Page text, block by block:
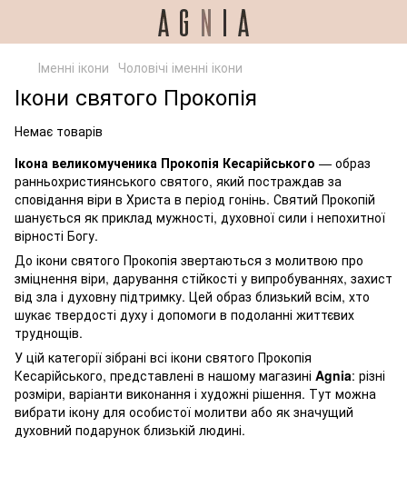
Іменні ікони Чоловічі іменні ікони
Ікони святого Прокопія
Немає товарів
Ікона великомученика Прокопія Кесарійського — образ
ранньохристиянського святого, який постраждав за
сповідання віри в Христа в період гонінь. Святий Прокопій
шанується як приклад мужності, духовної сили і непохитної
вірності Богу.
До ікони святого Прокопія звертаються з молитвою про
зміцнення віри, дарування стійкості у випробуваннях, захист
від зла і духовну підтримку. Цей образ близький всім, хто
шукає твердості духу і допомоги в подоланні життєвих
труднощів.
У цій категорії зібрані всі ікони святого Прокопія
Кесарійського, представлені в нашому магазині Agnia: різні
розміри, варіанти виконання і художні рішення. Тут можна
вибрати ікону для особистої молитви або як значущий
духовний подарунок близькій людині.